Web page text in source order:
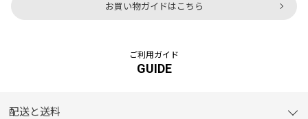
お買い物ガイドはこちら
ご利用ガイド
GUIDE
配送と送料